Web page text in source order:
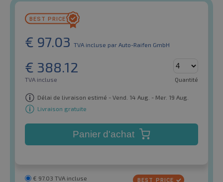
€ 97.03 TVA incluse par Auto-Raifen GmbH
€ 388.12
TVA incluse Quantité
Délai de livraison estimé - Vend. 14 Aug. - Mer. 19 Aug.
Livraison gratuite
Panier d'achat
€ 97.03 TVA incluse